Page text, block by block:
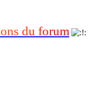
ons du forum